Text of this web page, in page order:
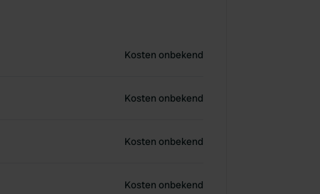
Kosten onbekend
Kosten onbekend
Kosten onbekend
Kosten onbekend